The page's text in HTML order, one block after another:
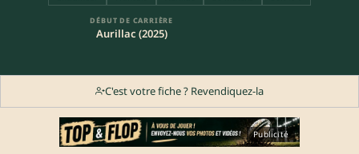
DÉBUT DE CARRIÈRE
Aurillac (2025)
C'est votre fiche ? Revendiquez-la
Publicité